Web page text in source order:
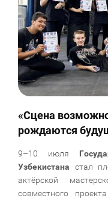
«Сцена
рождаются
9–10 июля
Узбекистана стал
актёрской
совместного проекта